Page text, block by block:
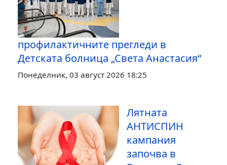
профилактичните прегледи в
Детската болница „Света Анастасия“
Понеделник, 03 август 2026 18:25
Лятната
АНТИСПИН
кампания
започва в